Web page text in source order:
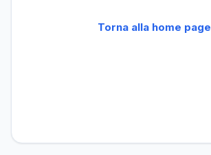
Torna alla home page